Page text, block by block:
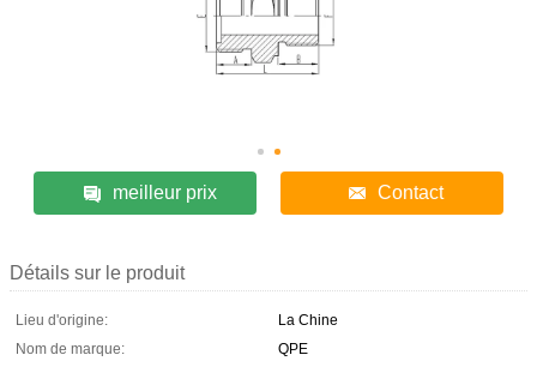
meilleur prix Contact
Détails sur le produit
Lieu d'origine:
La Chine
Nom de marque:
QPE